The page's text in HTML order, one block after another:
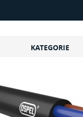
KATEGORIE